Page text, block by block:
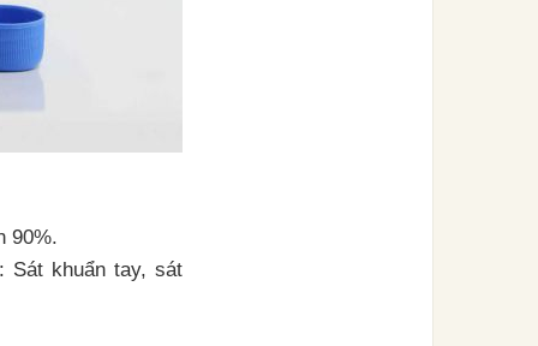
90%.
Sát khuẩn tay, sát